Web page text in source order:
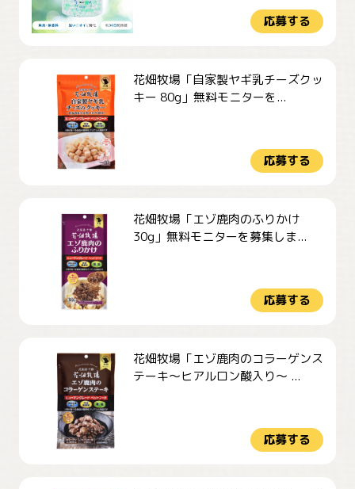
応募する
花畑牧場「自家製ヤギ乳チーズクッ
キー 80g」無料モニターを...
応募する
花畑牧場「エゾ鹿肉のふりかけ
30g」無料モニターを募集しま...
応募する
花畑牧場「エゾ鹿肉のコラーゲンス
テーキ～ヒアルロン酸入り～ ...
応募する